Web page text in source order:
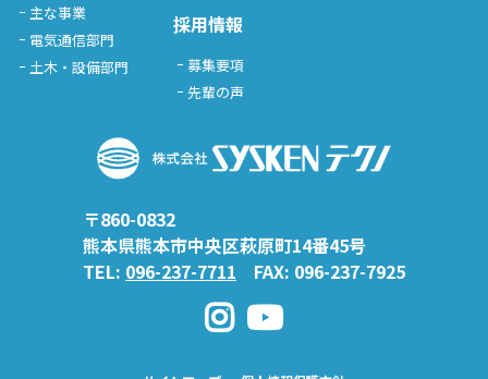
主な事業
電気通信部門
土木・設備部門
採用情報
募集要項
先輩の声
〒860-0832
熊本県熊本市中央区萩原町14番45号
TEL: 096-237-7711 FAX: 096-237-7925